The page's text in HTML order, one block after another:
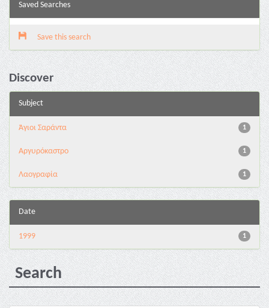
Saved Searches
Save this search
Discover
Subject
1
Άγιοι Σαράντα
1
Αργυρόκαστρο
1
Λαογραφία
Date
1
1999
Search